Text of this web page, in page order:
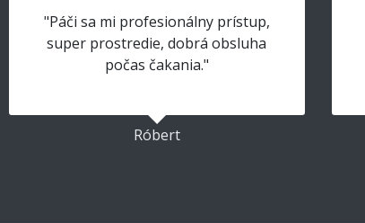
"Páči sa mi profesionálny prístup,
super prostredie, dobrá obsluha
počas čakania."
Róbert